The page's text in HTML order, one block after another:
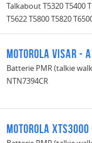
Talkabout T5320 T5400
T5622 T5800 T5820
Motorola Visar -
Batterie PMR (talkie
NTN7394CR
Motorola XTS3000